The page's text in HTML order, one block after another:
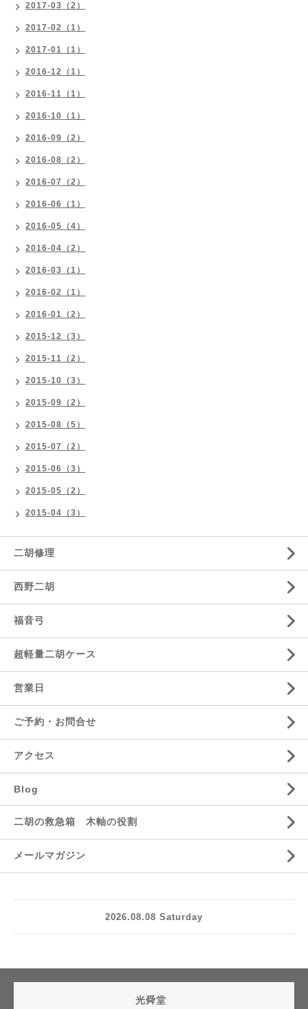
2017-03（2）
2017-02（1）
2017-01（1）
2016-12（1）
2016-11（1）
2016-10（1）
2016-09（2）
2016-08（2）
2016-07（2）
2016-06（1）
2016-05（4）
2016-04（2）
2016-03（1）
2016-02（1）
2016-01（2）
2015-12（3）
2015-11（2）
2015-10（3）
2015-09（2）
2015-08（5）
2015-07（2）
2015-06（3）
2015-05（2）
2015-04（3）
二胡修理
西野二胡
福音弓
超軽量二胡ケース
営業日
ご予約・お問合せ
アクセス
Blog
二胡の救急箱 木軸の役割
メールマガジン
2026.08.08 Saturday
光舜堂